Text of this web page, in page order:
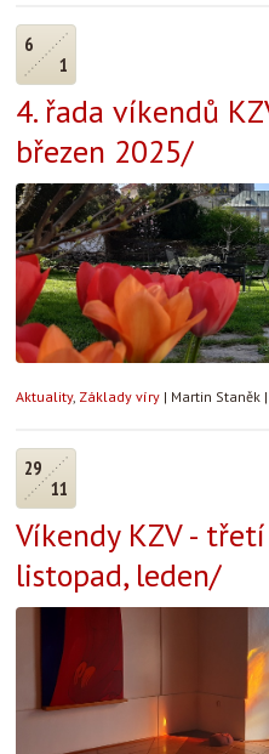
6
1
4. řada víkendů
březen 2025/
Aktuality, Základy víry | Martin Staněk |
29
11
Víkendy KZV -
listopad, leden/